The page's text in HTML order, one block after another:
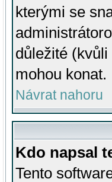
kterými se
důležité
mohou konat.
Návrat nahoru
Kdo napsal
Tento